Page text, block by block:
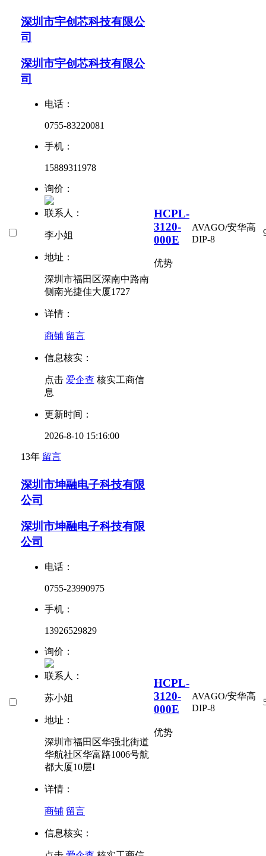
深圳市宇创芯科技有限公
司
深圳市宇创芯科技有限公
司
电话：
0755-83220081
手机：
15889311978
询价：
联系人：
李小姐
地址：
深圳市福田区深南中路南
侧南光捷佳大厦1727
详情：
商铺 留言
信息核实：
点击 爱企查 核实工商信
息
更新时间：
2026-8-10 15:16:00
13年 留言
HCPL-
3120-
000E
优势
AVAGO/安华高
DIP-8
深圳市坤融电子科技有限
公司
深圳市坤融电子科技有限
公司
电话：
0755-23990975
手机：
13926529829
询价：
联系人：
苏小姐
地址：
深圳市福田区华强北街道
华航社区华富路1006号航
都大厦10层I
详情：
商铺 留言
信息核实：
HCPL-
3120-
000E
优势
AVAGO/安华高
DIP-8